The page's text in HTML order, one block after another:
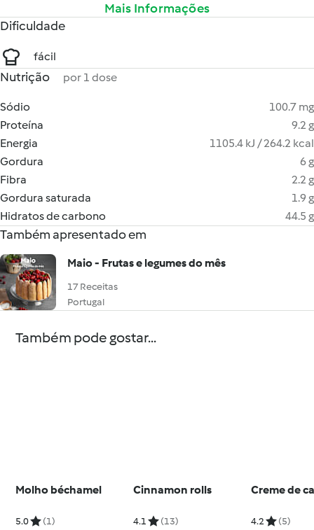
Mais Informações
Dificuldade
fácil
Nutrição por 1 dose
Sódio
100.7 mg
Proteína
9.2 g
Energia
1105.4 kJ / 264.2 kcal
Gordura
6 g
Fibra
2.2 g
Gordura saturada
1.9 g
Hidratos de carbono
44.5 g
Também apresentado em
Maio - Frutas e legumes do mês
17 Receitas
Portugal
Também pode gostar...
Molho béchamel
5.0 (1)
Cinnamon rolls
4.1 (13)
Creme de
4.2 (5)